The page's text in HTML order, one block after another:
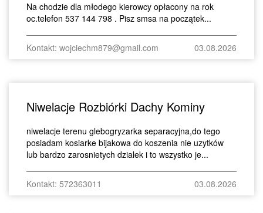
Na chodzie dla młodego kierowcy opłacony na rok
oc.telefon 537 144 798 . Pisz smsa na początek...
Kontakt: wojciechm879@gmail.com 03.08.2026
Niwelacje Rozbiórki Dachy Kominy
niwelacje terenu glebogryzarka separacyjna,do tego
posiadam kosiarke bijakowa do koszenia nie uzytków
lub bardzo zarosnietych dzialek i to wszystko je...
Kontakt: 572363011 03.08.2026